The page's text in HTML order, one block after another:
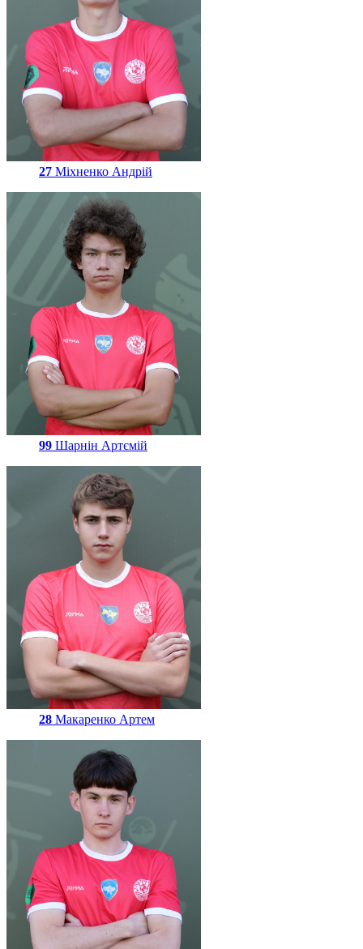
27 Міхненко Андрій
99 Шарнін Артємій
28 Макаренко Артем